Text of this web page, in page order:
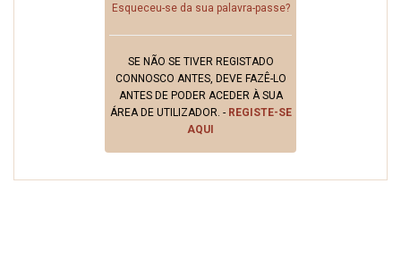
Esqueceu-se da sua palavra-passe?
SE NÃO SE TIVER REGISTADO
CONNOSCO ANTES, DEVE FAZÊ-LO
ANTES DE PODER ACEDER À SUA
ÁREA DE UTILIZADOR. - REGISTE-SE
AQUI